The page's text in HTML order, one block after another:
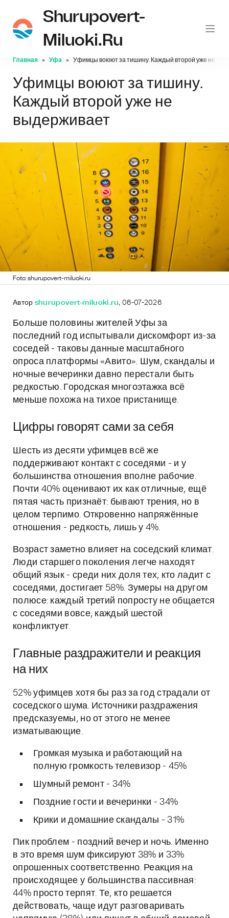
Shurupovert-
Miluoki.ru
Главная Уфа Уфимцы воюют за тишину. Каждый второй уже не
Уфимцы воюют за тишину.
Каждый второй уже не
выдерживает
Foto: shurupovert-miluoki.ru
Автор shurupovert-miluoki.ru, 06-07-2026
Больше половины жителей Уфы за
последний год испытывали дискомфорт из-за
соседей - таковы данные масштабного
опроса платформы «Авито». Шум, скандалы и
ночные вечеринки давно перестали быть
редкостью. Городская многоэтажка всё
меньше похожа на тихое пристанище.
Цифры говорят сами за себя
Шесть из десяти уфимцев всё же
поддерживают контакт с соседями - и у
большинства отношения вполне рабочие.
Почти 40% оценивают их как отличные, ещё
пятая часть признаёт: бывают трения, но в
целом терпимо. Откровенно напряжённые
отношения - редкость, лишь у 4%.
Возраст заметно влияет на соседский климат.
Люди старшего поколения легче находят
общий язык - среди них доля тех, кто ладит с
соседями, достигает 58%. Зумеры на другом
полюсе: каждый третий попросту не общается
с соседями вовсе, каждый шестой
конфликтует.
Главные раздражители и реакция
на них
52% уфимцев хотя бы раз за год страдали от
соседского шума. Источники раздражения
предсказуемы, но от этого не менее
изматывающие.
Громкая музыка и работающий на
полную громкость телевизор - 45%
Шумный ремонт - 34%
Поздние гости и вечеринки - 34%
Крики и домашние скандалы - 31%
Пик проблем - поздний вечер и ночь. Именно
в это время шум фиксируют 38% и 33%
опрошенных соответственно. Реакция на
происходящее у большинства пассивная:
44% просто терпят. Те, кто решается
действовать, чаще идут разговаривать